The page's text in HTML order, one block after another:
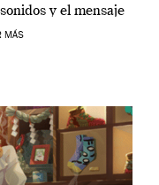
y el mensaje
MÁS